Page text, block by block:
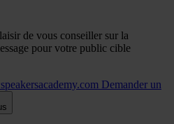
de vous conseiller sur la
pour votre public cible
Demander un